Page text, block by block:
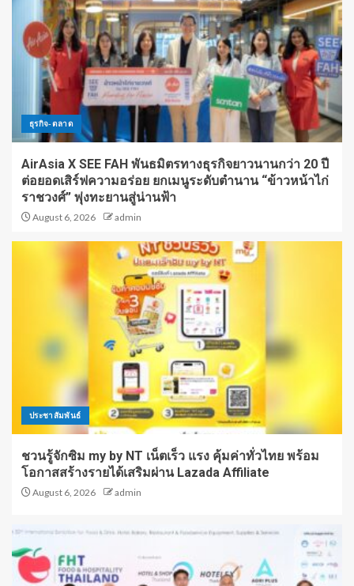
ธุรกิจ-ตลาด
AirAsia X SEE FAH พันธมิตรทางธุรกิจยาวนานกว่า 20 ปี
ต่อยอดเสิร์ฟความอร่อย ยกเมนูระดับตำนาน “ข้าวหน้าไก่
ราชวงศ์” พุ่งทะยานสู่น่านฟ้า
August 6, 2026 admin
ประชาสัมพันธ์
ชวนรู้จักซิม my by NT เน็ตเร็ว แรง คุ้มค่าทั่วไทย พร้อม
โอกาสสร้างรายได้เสริมผ่าน Lazada Affiliate
August 6, 2026 admin